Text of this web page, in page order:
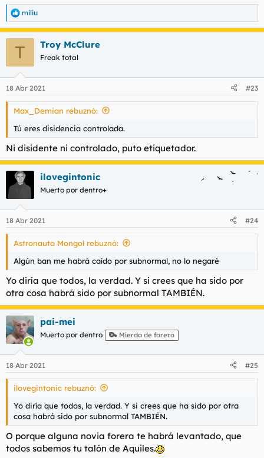
R
e
a
e
s
miliu
T Troy McClure
Freak total
18 Abr 2021 #23
Max_Demian rebuznó:
Tú eres disidencia controlada.
Ni disidente ni controlado, puto etiquetador.
ilovegintonic
Muerto por dentro+
18 Abr 2021 #24
Astronauta Mongol rebuznó:
Algún ban me habrá caído por subnormal, no lo negaré
Yo diría que todos, la verdad. Y si crees que ha sido por
otra cosa habrá sido por subnormal TAMBIÉN.
pai-mei
Muerto por dentro Mierda de forero
18 Abr 2021 #25
ilovegintonic rebuznó:
Yo diría que todos, la verdad. Y si crees que ha sido por otra
cosa habrá sido por subnormal TAMBIÉN.
O porque alguna novia forera te habrá levantado, que
todos sabemos tu talón de Aquiles.